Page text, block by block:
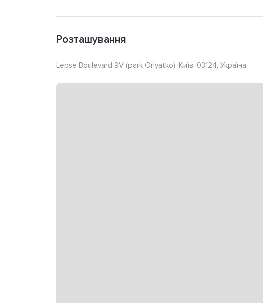
Розташування
Lepse Boulevard 9V (park Orlyatko), Київ, 03124, Україна